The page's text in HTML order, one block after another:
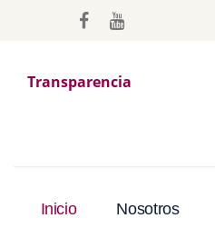
Transparencia
Inicio Nosotros